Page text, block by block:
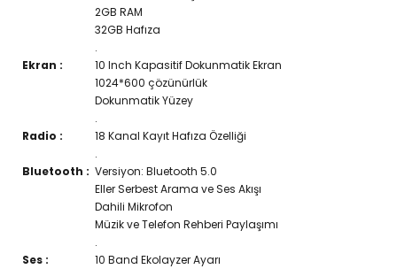
2GB RAM
32GB Hafıza
.
Ekran :
10 Inch Kapasitif Dokunmatik Ekran
1024*600 çözünürlük
Dokunmatik Yüzey
.
Radio :
18 Kanal Kayıt Hafıza Özelliği
.
Bluetooth : Versiyon: Bluetooth 5.0
Eller Serbest Arama ve Ses Akışı
Dahili Mikrofon
Müzik ve Telefon Rehberi Paylaşımı
.
Ses :
10 Band Ekolayzer Ayarı